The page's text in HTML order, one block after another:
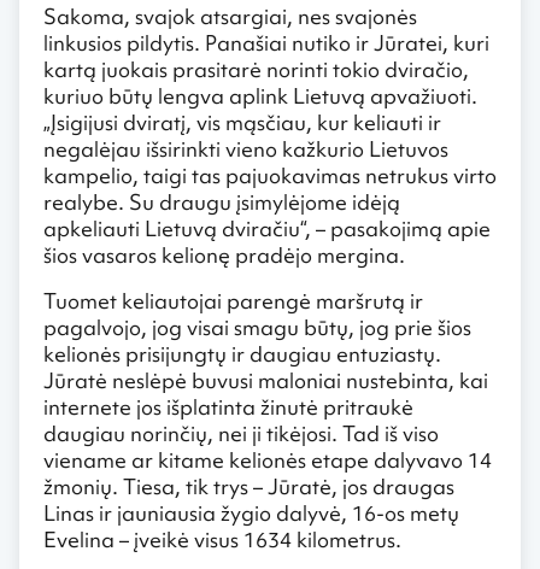
Sakoma, svajok atsargiai, nes svajonės
linkusios pildytis. Panašiai nutiko ir Jūratei, kuri
kartą juokais prasitarė norinti tokio dviračio,
kuriuo būtų lengva aplink Lietuvą apvažiuoti.
„Įsigijusi dviratį, vis mąsčiau, kur keliauti ir
negalėjau išsirinkti vieno kažkurio Lietuvos
kampelio, taigi tas pajuokavimas netrukus virto
realybe. Su draugu įsimylėjome idėją
apkeliauti Lietuvą dviračiu“, – pasakojimą apie
šios vasaros kelionę pradėjo mergina.
Tuomet keliautojai parengė maršrutą ir
pagalvojo, jog visai smagu būtų, jog prie šios
kelionės prisijungtų ir daugiau entuziastų.
Jūratė neslėpė buvusi maloniai nustebinta, kai
internete jos išplatinta žinutė pritraukė
daugiau norinčių, nei ji tikėjosi. Tad iš viso
viename ar kitame kelionės etape dalyvavo 14
žmonių. Tiesa, tik trys – Jūratė, jos draugas
Linas ir jauniausia žygio dalyvė, 16-os metų
Evelina – įveikė visus 1634 kilometrus.